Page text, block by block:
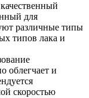
для
различные типы
типов лака и
облегчает и
скоростью